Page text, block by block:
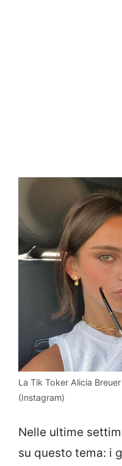
La Tik Toker Alicia
(Instagram)
Nelle ultime
su questo tema: i